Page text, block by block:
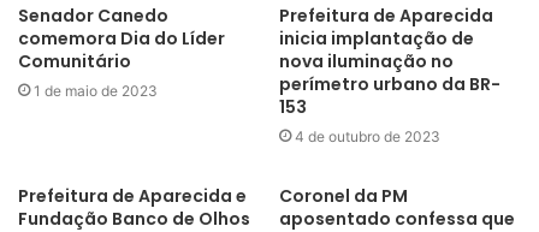
Senador Canedo
comemora Dia do Líder
Comunitário
1 de maio de 2023
Prefeitura de Aparecida
inicia implantação de
nova iluminação no
perímetro urbano da BR-
153
4 de outubro de 2023
Prefeitura de Aparecida e
Fundação Banco de Olhos
Coronel da PM
aposentado confessa que